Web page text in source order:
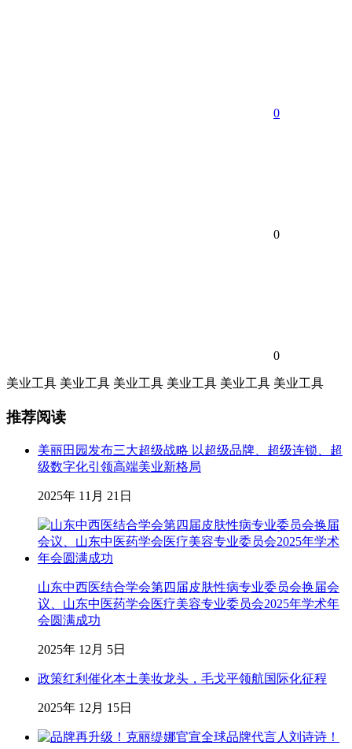
0
0
0
美业工具 美业工具 美业工具 美业工具 美业工具 美业工具
推荐阅读
美丽田园发布三大超级战略 以超级品牌、超级连锁、超
级数字化引领高端美业新格局
2025年 11月 21日
山东中西医结合学会第四届皮肤性病专业委员会换届会
议、山东中医药学会医疗美容专业委员会2025年学术年
会圆满成功
2025年 12月 5日
政策红利催化本土美妆龙头，毛戈平领航国际化征程
2025年 12月 15日